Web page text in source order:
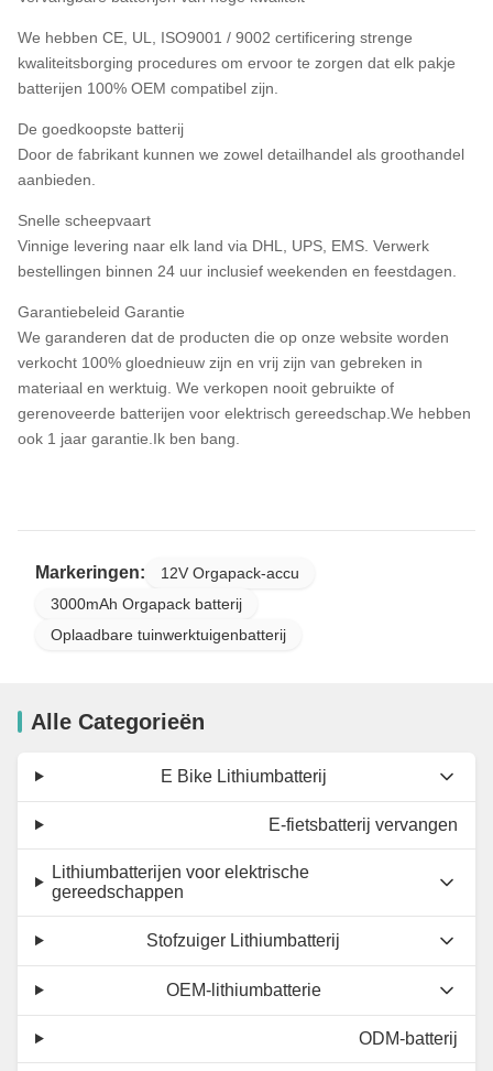
We hebben CE, UL, ISO9001 / 9002 certificering strenge
kwaliteitsborging procedures om ervoor te zorgen dat elk pakje
batterijen 100% OEM compatibel zijn.
De goedkoopste batterij
Door de fabrikant kunnen we zowel detailhandel als groothandel
aanbieden.
Snelle scheepvaart
Vinnige levering naar elk land via DHL, UPS, EMS. Verwerk
bestellingen binnen 24 uur inclusief weekenden en feestdagen.
Garantiebeleid Garantie
We garanderen dat de producten die op onze website worden
verkocht 100% gloednieuw zijn en vrij zijn van gebreken in
materiaal en werktuig. We verkopen nooit gebruikte of
gerenoveerde batterijen voor elektrisch gereedschap.We hebben
ook 1 jaar garantie.Ik ben bang.
Markeringen:
12V Orgapack-accu
3000mAh Orgapack batterij
Oplaadbare tuinwerktuigenbatterij
Alle Categorieën
E Bike Lithiumbatterij
E-fietsbatterij vervangen
Lithiumbatterijen voor elektrische
gereedschappen
Stofzuiger Lithiumbatterij
OEM-lithiumbatterie
ODM-batterij